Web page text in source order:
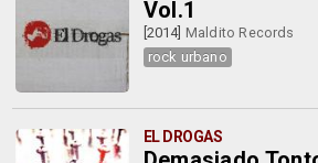
Vol.1
[2014] Maldito Records
rock urbano
EL DROGAS